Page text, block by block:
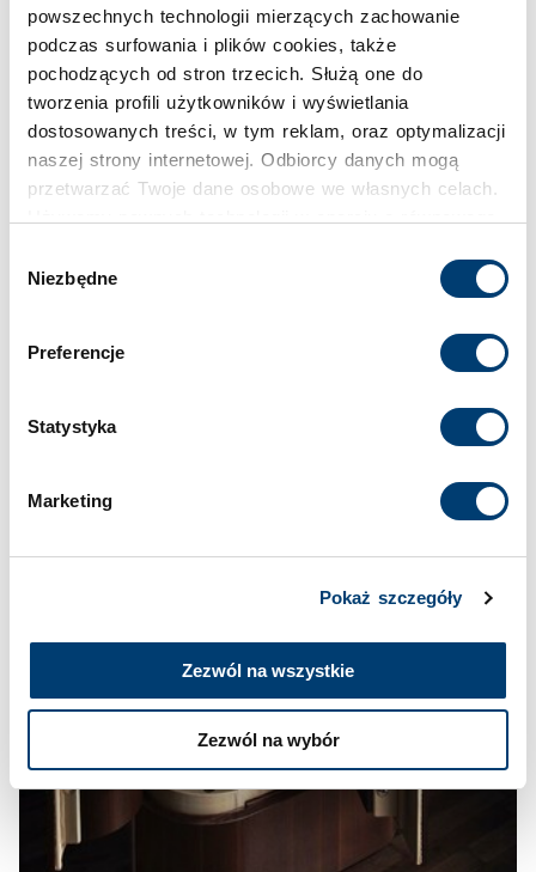
powszechnych technologii mierzących zachowanie
podczas surfowania i plików cookies, także
pochodzących od stron trzecich. Służą one do
tworzenia profili użytkowników i wyświetlania
dostosowanych treści, w tym reklam, oraz optymalizacji
naszej strony internetowej. Odbiorcy danych mogą
przetwarzać Twoje dane osobowe we własnych celach.
odrzucić i wycofać swoją zgodę w dowolnej chwili ze
w Polityce prywatności
Polityce wykorzystywania
zgody
Niezbędne
Preferencje
Statystyka
Marketing
Pokaż szczegóły
Zezwól na wszystkie
Zezwól na wybór
Inspiracje